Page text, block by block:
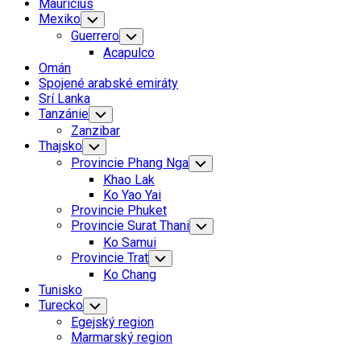
Mauricius
Mexiko Toggle
Child
Menu
Guerrero Toggle
Child
Menu
Acapulco
Omán
Spojené arabské emiráty
Srí Lanka
Tanzánie Toggle
Child
Menu
Zanzibar
Thajsko Toggle
Child
Menu
Provincie Phang Nga Toggle
Child
Khao Lak
Ko Yao Yai
Provincie Phuket
Provincie Surat Thani Toggle
Child
Ko Samui
Provincie Trat Toggle
Child
Menu
Ko Chang
Tunisko
Turecko Toggle
Child
Menu
Egejský region
Marmarský region